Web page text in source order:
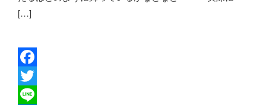
[…]
F
aT